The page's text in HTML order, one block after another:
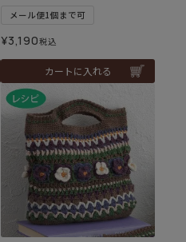
メール便1個まで可
¥3,190税込
カートに入れる